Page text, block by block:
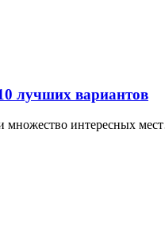
лучших вариантов
множество интересных